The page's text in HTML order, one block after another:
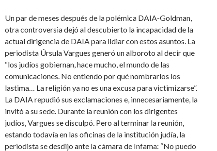
Un par de meses después de la polémica DAIA-Goldman,
otra controversia dejó al descubierto la incapacidad de la
actual dirigencia de DAIA para lidiar con estos asuntos. La
periodista Úrsula Vargues generó un alboroto al decir que
“los judíos gobiernan, hace mucho, el mundo de las
comunicaciones. No entiendo por qué nombrarlos los
lastima… La religión ya no es una excusa para victimizarse”.
La DAIA repudió sus exclamaciones e, innecesariamente, la
invitó a su sede. Durante la reunión con los dirigentes
judíos, Vargues se disculpó. Pero al terminar la reunión,
estando todavía en las oficinas de la institución judía, la
periodista se desdijo ante la cámara de Infama: “No puedo